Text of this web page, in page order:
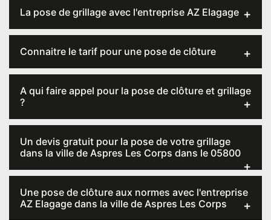
La pose de grillage avec l'entreprise AZ Elagage
Connaitre le tarif pour une pose de clôture
A qui faire appel pour la pose de clôture et grillage
?
Un devis gratuit pour la pose de votre grillage
dans la ville de Aspres Les Corps dans le 05800
Une pose de clôture aux normes avec l'entreprise
AZ Elagage dans la ville de Aspres Les Corps